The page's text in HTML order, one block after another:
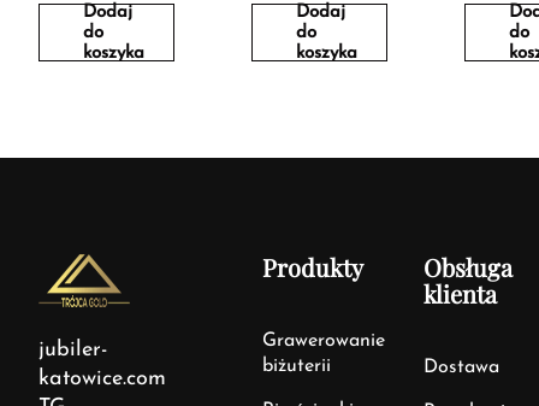
Dodaj
do
koszyka
Dodaj
do
koszyka
do
jubiler-
katowice.com
Produkty
Grawerowanie
biżuterii
Obsługa
klienta
Dostawa